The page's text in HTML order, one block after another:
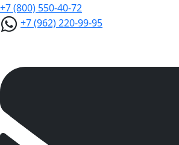
+7 (800) 550-40-72
+7 (962) 220-99-95